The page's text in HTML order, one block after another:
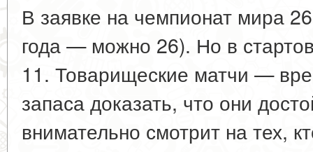
В заявке на чемпионат мира
года — можно 26). Но в
11. Товарищеские матчи —
запаса доказать, что они
внимательно смотрит на тех,